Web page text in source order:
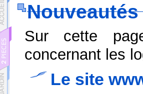
Sur cette
concernant les
Le site